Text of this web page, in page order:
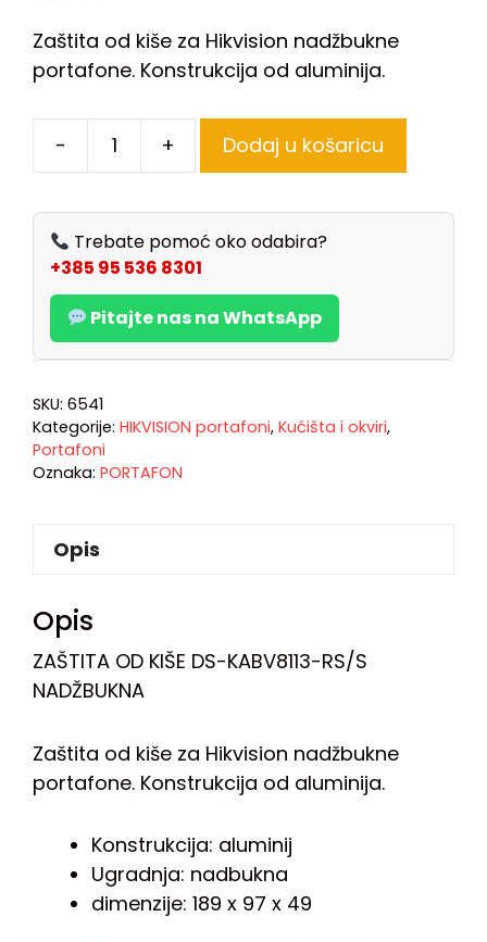
Zaštita od kiše za Hikvision nadžbukne
portafone. Konstrukcija od aluminija.
- + Dodaj u košaricu
Trebate pomoć oko odabira?
+385 95 536 8301
Pitajte nas na WhatsApp
SKU: 6541
Kategorije: HIKVISION portafoni, Kućišta i okviri,
Portafoni
Oznaka: PORTAFON
Opis
Opis
ZAŠTITA OD KIŠE DS-KABV8113-RS/S
NADŽBUKNA
Zaštita od kiše za Hikvision nadžbukne
portafone. Konstrukcija od aluminija.
Konstrukcija: aluminij
Ugradnja: nadbukna
dimenzije: 189 x 97 x 49